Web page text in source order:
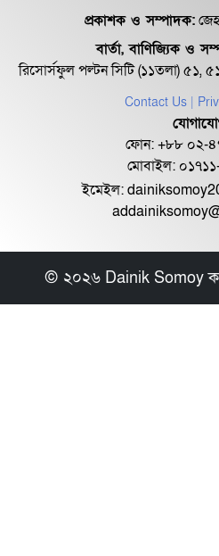
ভালোবাসা
মাহি
সুশান্তের
তার
প্রকাশক ও সম্পাদক:
বার্তা, বাণিজ্যিক ও
রিসোর্সফুল পল্টন সিটি (১১তলা) ৫১,
Contact Us |
ফোন: +৮৮ ০২-
মোবাইল:
ইমেইল:
© ২০২৬ Dainik Somoy